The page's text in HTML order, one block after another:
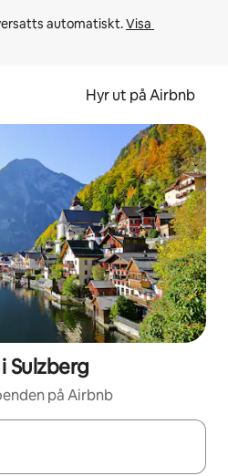
automatiskt. Visa
Hyr ut på Airbnb
Sulzberg
på Airbnb
kan du navigera med upp- och